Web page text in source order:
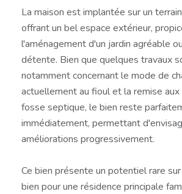
La maison est implantée sur un
offrant un bel espace extérieur,
l'aménagement d'un jardin agréable
détente. Bien que quelques travaux
notamment concernant le mode de
actuellement au fioul et la remise
fosse septique, le bien reste
immédiatement, permettant
améliorations progressivement.
Ce bien présente un potentiel rare
bien pour une résidence principale